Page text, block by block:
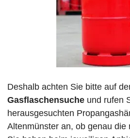
Deshalb achten Sie bitte auf
Gasflaschensuche und rufen
herausgesuchten
Altenmünster an, ob genau die